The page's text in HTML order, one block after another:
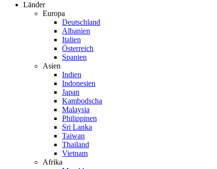
Länder
Europa
Deutschland
Albanien
Italien
Österreich
Spanien
Asien
Indien
Indonesien
Japan
Kambodscha
Malaysia
Philippinen
Sri Lanka
Taiwan
Thailand
Vietnam
Afrika